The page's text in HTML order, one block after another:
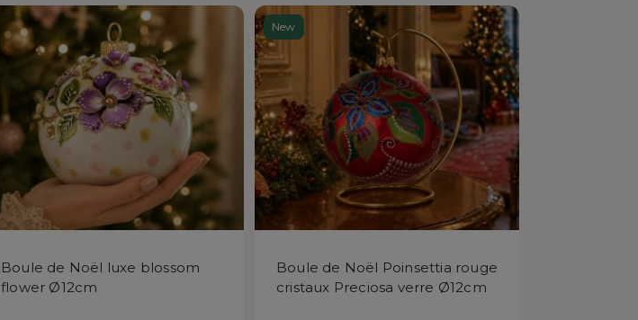
Boule de Noël luxe blossom
flower Ø12cm
New
Boule de Noël Poinsettia rouge
cristaux Preciosa verre Ø12cm